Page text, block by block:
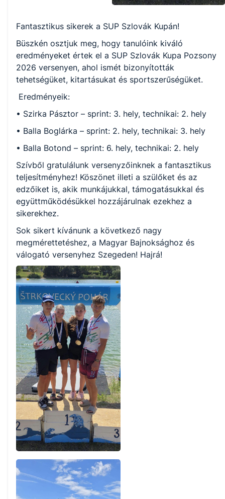
Fantasztikus sikerek a SUP Szlovák Kupán!
Büszkén osztjuk meg, hogy tanulóink kiváló
eredményeket értek el a SUP Szlovák Kupa Pozsony
2026 versenyen, ahol ismét bizonyították
tehetségüket, kitartásukat és sportszerűségüket.
Eredményeik:
• Szirka Pásztor – sprint: 3. hely, technikai: 2. hely
• Balla Boglárka – sprint: 2. hely, technikai: 3. hely
• Balla Botond – sprint: 6. hely, technikai: 2. hely
Szívből gratulálunk versenyzőinknek a fantasztikus
teljesítményhez! Köszönet illeti a szülőket és az
edzőiket is, akik munkájukkal, támogatásukkal és
együttműködésükkel hozzájárulnak ezekhez a
sikerekhez.
Sok sikert kívánunk a következő nagy
megmérettetéshez, a Magyar Bajnoksághoz és
válogató versenyhez Szegeden! Hajrá!